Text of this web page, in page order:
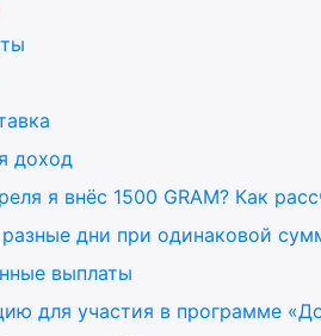
доход
я внёс 1500 GRAM? Как
дни при одинаковой
выплаты
для участия в программе